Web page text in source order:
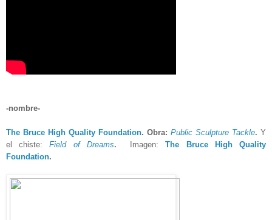
-nombre-
The Bruce High Quality Foundation. Obra: Public Sculpture Tackle. Y
el chiste:
Field of Dreams. Imagen:
The Bruce High Quality
Foundation.